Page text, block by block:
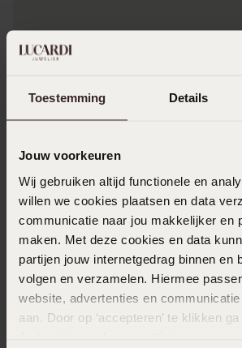
Toestemming Details
Jouw voorkeuren
Wij gebruiken altijd functionele en
willen we cookies plaatsen en data
communicatie naar jou makkelijker en
maken. Met deze cookies en data
partijen jouw internetgedrag binnen en
volgen en verzamelen. Hiermee
website, advertenties en
aan. Door op ‘accepteren’ te klikken
Stainless steel roséplated bangle
voor dames
-33% Personaliseer